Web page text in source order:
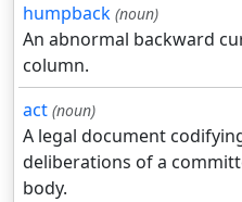
humpback (noun)
An abnormal backward
column.
act (noun)
A legal document
deliberations of a
body.